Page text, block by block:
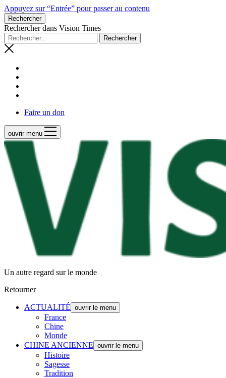
Appuyez sur “Entrée” pour passer au contenu
Rechercher
Rechercher dans Vision Times
Faire un don
ouvrir menu
Un autre regard sur le monde
Retourner
ACTUALITÉ ouvrir le menu
France
Chine
Monde
CHINE ANCIENNE ouvrir le menu
Histoire
Sagesse
Tradition